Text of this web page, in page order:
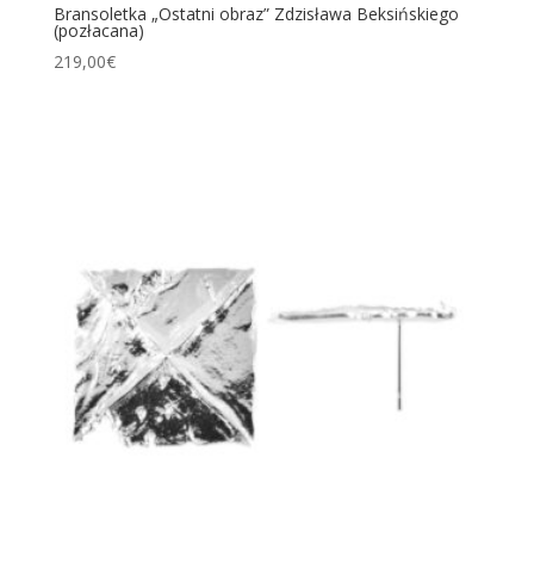
Bransoletka „Ostatni obraz” Zdzisława Beksińskiego
(pozłacana)
219,00€